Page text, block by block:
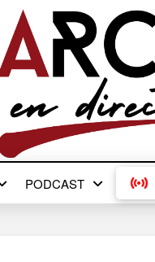
PODCAST